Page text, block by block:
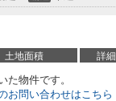
土地面積 詳細
た物件です。
お問い合わせはこちら